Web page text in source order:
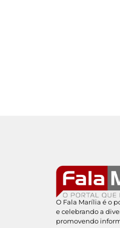
O Fala Marília é o
e celebrando a
promovendo